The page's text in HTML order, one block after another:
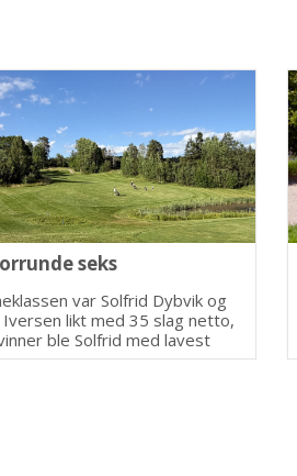
seks
var Solfrid Dybvik og
likt med 35 slag netto,
ble Solfrid med lavest
På tredje plass kom Anne